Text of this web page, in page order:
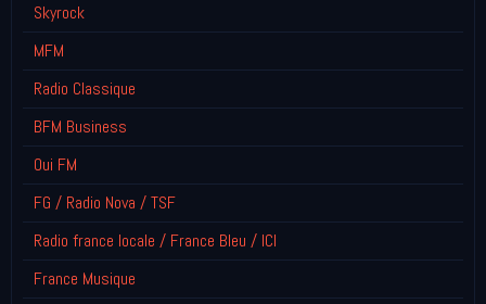
Skyrock
MFM
Radio Classique
BFM Business
Oui FM
FG / Radio Nova / TSF
Radio france locale / France Bleu / ICI
France Musique